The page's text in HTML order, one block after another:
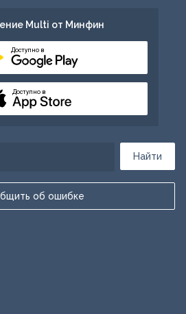
Найти
об ошибке
Multi от Минфин
Доступно в
Доступно в